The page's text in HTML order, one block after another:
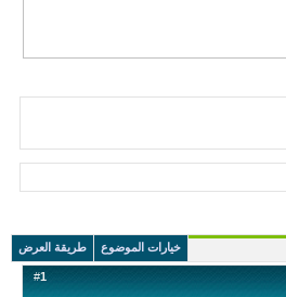
خيارات الموضوع طريقة العرض
#1